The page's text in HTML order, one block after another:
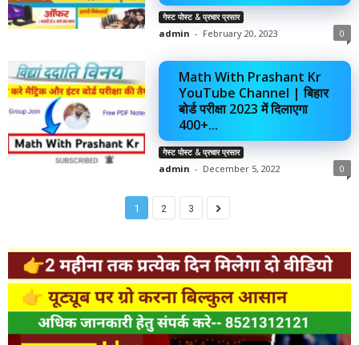
गेस्ट पोस्ट & प्रचार प्रसार
admin - February 20, 2023 0
Math With Prashant Kr
YouTube Channel | बिहार
बोर्ड परीक्षा 2023 में दिलाएगा
400+...
गेस्ट पोस्ट & प्रचार प्रसार
admin - December 5, 2022 0
1 2 3